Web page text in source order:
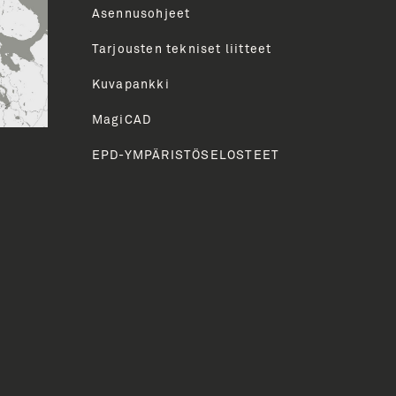
Asennusohjeet
Tarjousten tekniset liitteet
Kuvapankki
MagiCAD
EPD-YMPÄRISTÖSELOSTEET